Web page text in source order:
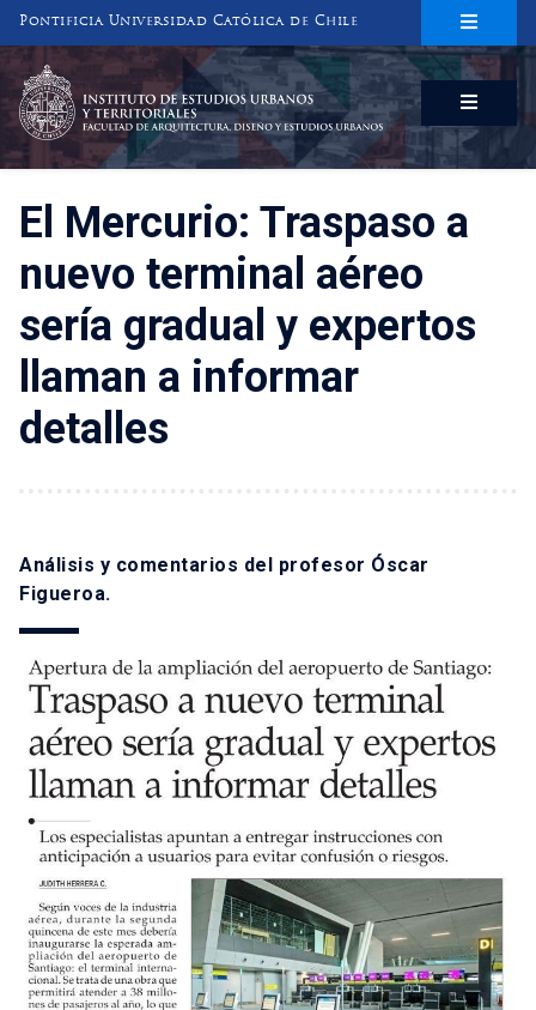
Pontificia Universidad Católica de Chile
INSTITUTO DE ESTUDIOS URBANOS
Y TERRITORIALES
FACULTAD DE ARQUITECTURA, DISEÑO Y ESTUDIOS URBANOS
El Mercurio: Traspaso a
nuevo terminal aéreo
sería gradual y expertos
llaman a informar
detalles
Análisis y comentarios del profesor Óscar
Figueroa.